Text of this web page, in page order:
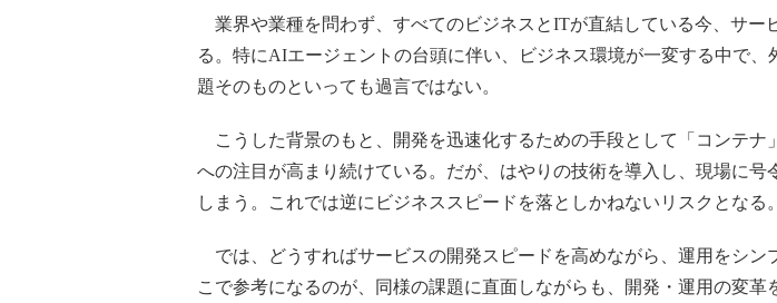
業界や業種を問わず、すべてのビジネスとITが直結している今、サー
る。特にAIエージェントの台頭に伴い、ビジネス環境が一変する中で
題そのものといっても過言ではない。
こうした背景のもと、開発を迅速化するための手段として「コンテ
への注目が高まり続けている。だが、はやりの技術を導入し、現場に
しまう。これでは逆にビジネススピードを落としかねないリスクとなる。
では、どうすればサービスの開発スピードを高めながら、運用をシ
こで参考になるのが、同様の課題に直面しながらも、開発・運用の変